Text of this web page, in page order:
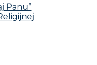
Panu”